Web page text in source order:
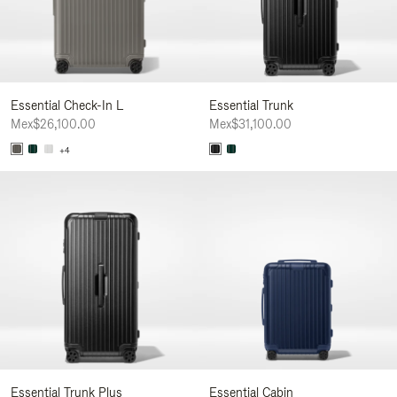
Essential Check-In L
Mex$26,100.00
+4
Essential Trunk
Mex$31,100.00
Essential Trunk Plus Essential Cabin